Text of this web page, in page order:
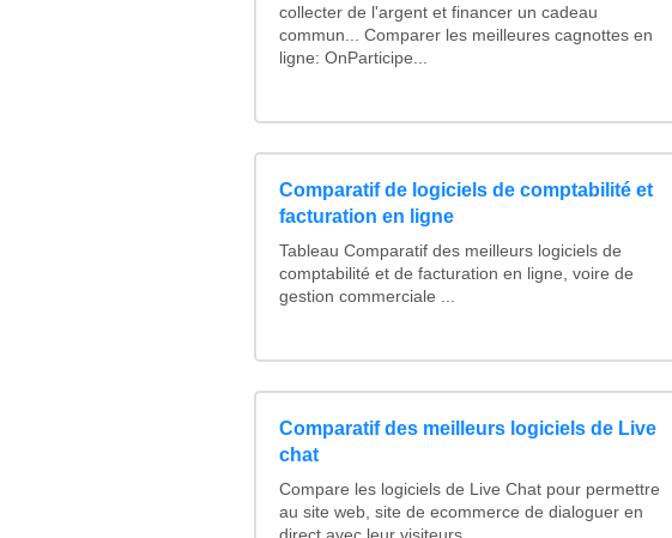
collecter de l'argent et financer un cadeau
commun... Comparer les meilleures cagnottes en
ligne: OnParticipe...
Comparatif de logiciels de comptabilité et
facturation en ligne
Tableau Comparatif des meilleurs logiciels de
comptabilité et de facturation en ligne, voire de
gestion commerciale ...
Comparatif des meilleurs logiciels de Live
chat
Compare les logiciels de Live Chat pour permettre
au site web, site de ecommerce de dialoguer en